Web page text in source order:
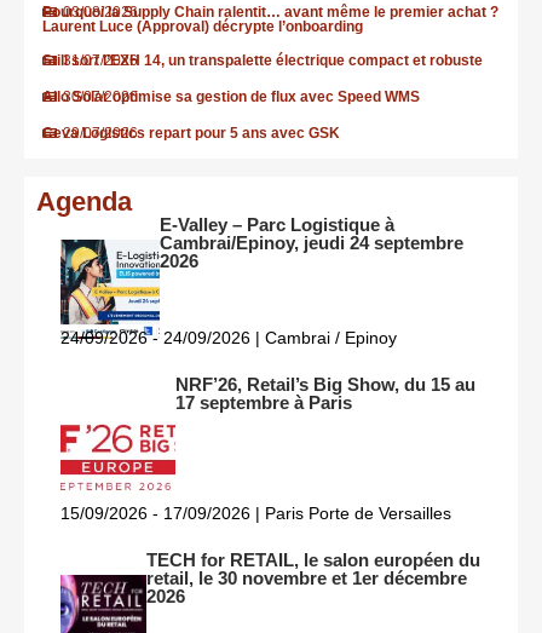
03/08/2026
Pourquoi la Supply Chain ralentit… avant même le premier achat ?
Laurent Luce (Approval) décrypte l’onboarding
31/07/2026
Still sort l’EXH 14, un transpalette électrique compact et robuste
30/07/2026
Allo Solar optimise sa gestion de flux avec Speed WMS
29/07/2026
Ceva Logistics repart pour 5 ans avec GSK
Agenda
E-Valley – Parc Logistique à
Cambrai/Epinoy, jeudi 24 septembre
2026
24/09/2026 - 24/09/2026 | Cambrai / Epinoy
NRF’26, Retail’s Big Show, du 15 au
17 septembre à Paris
15/09/2026 - 17/09/2026 | Paris Porte de Versailles
TECH for RETAIL, le salon européen du
retail, le 30 novembre et 1er décembre
2026